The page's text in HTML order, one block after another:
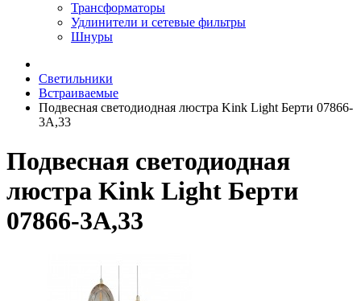
Трансформаторы
Удлинители и сетевые фильтры
Шнуры
Светильники
Встраиваемые
Подвесная светодиодная люстра Kink Light Берти 07866-
3A,33
Подвесная светодиодная
люстра Kink Light Берти
07866-3A,33